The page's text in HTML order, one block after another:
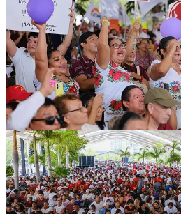
“Quiero agradecerles este año en
juntos. Un gobierno que es cercano a
reconocimiento de su gente, si nunca
certeza de que nunca me voy a alejar
que nunca me voy a alejar del pueblo
“Es nuestro origen y es nuestro
que cualquier problema que
nada que nos detenga. Así es el pueblo
“Cuando se conoce su fuerza y su
al pueblo de México. ¡Que viva